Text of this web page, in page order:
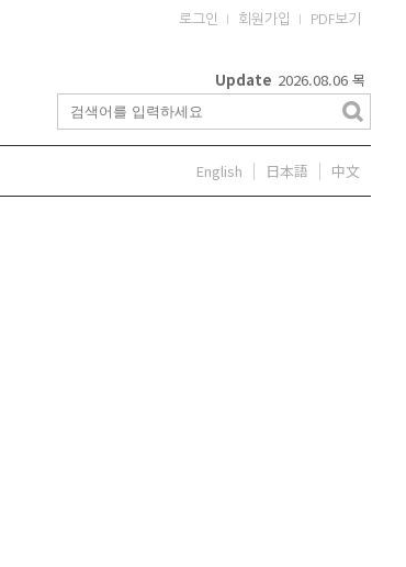
로그인 회원가입 PDF보기
Update 2026.08.06 목
English 日本語 中文